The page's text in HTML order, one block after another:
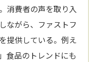
消費者の声を取り入
ながら、ファストフ
提供している。例え
食品のトレンドにも